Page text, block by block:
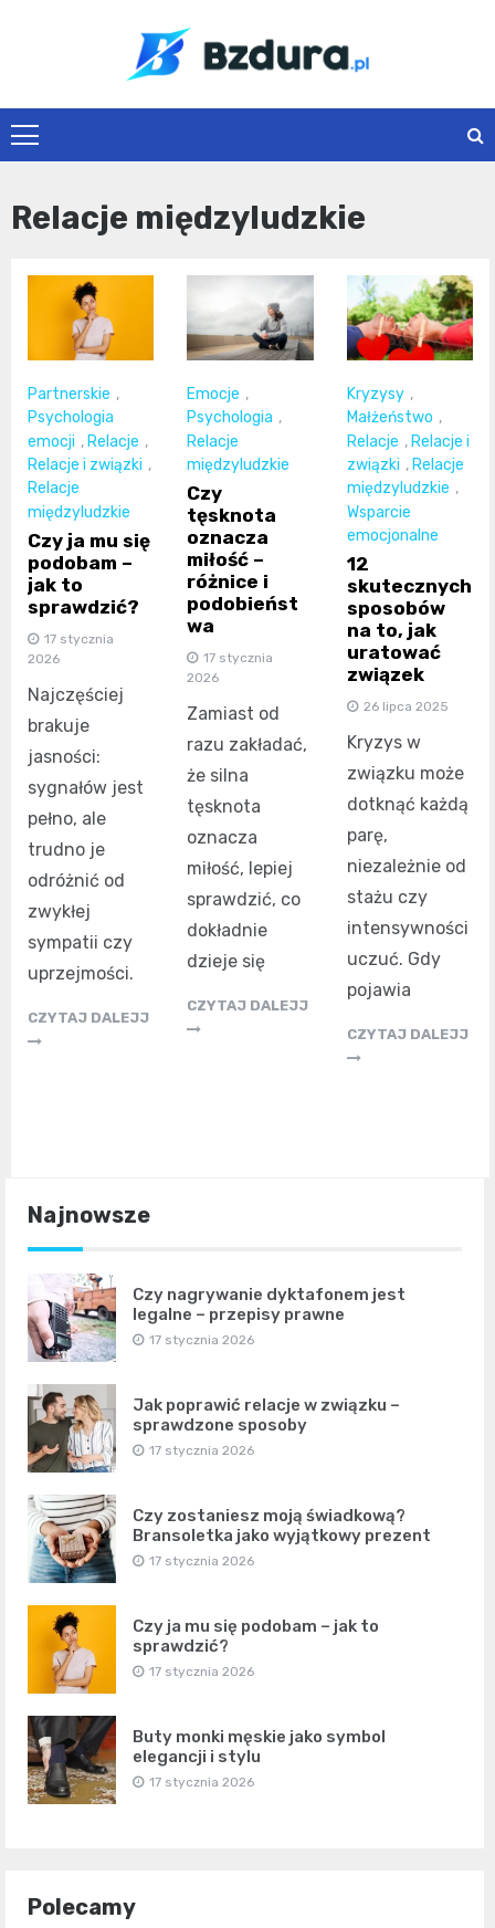
Bzdura.pl
Relacje międzyludzkie
Partnerskie ,
Psychologia
emocji , Relacje ,
Relacje i związki ,
Relacje
międzyludzkie
Czy ja mu się
podobam –
jak to
sprawdzić?
17 stycznia
2026
Najczęściej
brakuje
jasności:
sygnałów jest
pełno, ale
trudno je
odróżnić od
zwykłej
sympatii czy
uprzejmości.
CZYTAJ DALEJJ
Emocje ,
Psychologia ,
Relacje
międzyludzkie
Czy
tęsknota
oznacza
miłość –
różnice i
podobieńst
wa
17 stycznia
2026
Zamiast od
razu zakładać,
że silna
tęsknota
oznacza
miłość, lepiej
sprawdzić, co
dokładnie
dzieje się
CZYTAJ DALEJJ
Kryzysy ,
Małżeństwo ,
Relacje , Relacje i
związki , Relacje
międzyludzkie ,
Wsparcie
emocjonalne
12
skutecznych
sposobów
na to, jak
uratować
związek
26 lipca 2025
Kryzys w
związku może
dotknąć każdą
parę,
niezależnie od
stażu czy
intensywności
uczuć. Gdy
pojawia
CZYTAJ DALEJJ
Najnowsze
Czy nagrywanie dyktafonem jest
legalne – przepisy prawne
17 stycznia 2026
Jak poprawić relacje w związku –
sprawdzone sposoby
17 stycznia 2026
Czy zostaniesz moją świadkową?
Bransoletka jako wyjątkowy prezent
17 stycznia 2026
Czy ja mu się podobam – jak to
sprawdzić?
17 stycznia 2026
Buty monki męskie jako symbol
elegancji i stylu
17 stycznia 2026
Polecamy